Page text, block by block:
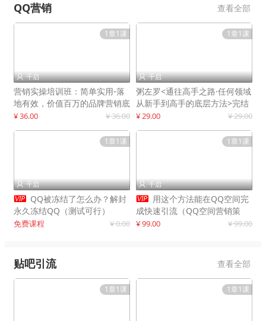
QQ营销 查看全部
1章1课
 千启
营销实操培训班：简单实用-落
地有效，价值百万的品牌营销底
层逻辑
¥ 36.00 ¥ 36.00
1章1课
 千启
粥左罗<通往高手之路·任何领域
从新手到高手的底层方法>完结
¥ 29.00 ¥ 29.00
1章1课
 千启
 QQ被冻结了怎么办？解封
永久冻结QQ（测试可行）
免费课程 ¥ 0.00
1章1课
 千启
 用这个方法能在QQ空间完
成快速引流（QQ空间营销策
略）
¥ 99.00 ¥ 99.00
贴吧引流 查看全部
1章1课 1章1课